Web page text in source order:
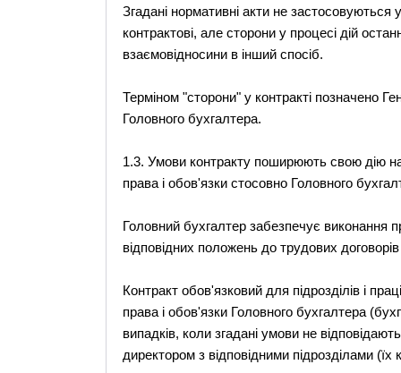
Згадані нормативні акти не
контрактові, але сторони у процесі дій
взаємовідносини в інший спосіб.
Терміном "сторони" у контракті позначено
Головного бухгалтера.
1.3. Умови контракту поширюють свою дію на
права і обов'язки стосовно Головного
Головний бухгалтер забезпечує виконання
відповідних положень до трудових
Контракт обов'язковий для підрозділів і
права і обов'язки Головного бухгалтера
випадків, коли згадані умови не
директором з відповідними підрозділами (їх